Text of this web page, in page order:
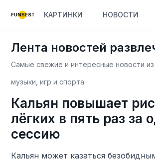
FUNBEST КАРТИНКИ НОВОСТИ
Лента новостей
Самые свежие и интересные новости из
музыки, игр и спорта
Кальян повышает
лёгких в пять раз за
сессию
Кальян может казаться